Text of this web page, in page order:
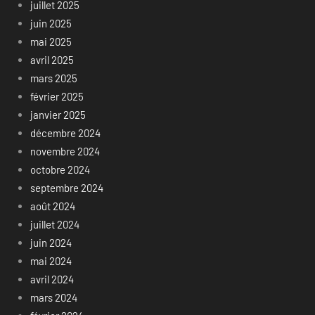
juillet 2025
juin 2025
mai 2025
avril 2025
mars 2025
février 2025
janvier 2025
décembre 2024
novembre 2024
octobre 2024
septembre 2024
août 2024
juillet 2024
juin 2024
mai 2024
avril 2024
mars 2024